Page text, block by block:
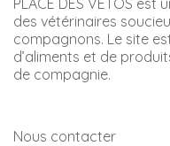
des vétérinaires
compagnons. Le site
d’aliments et de
de compagnie.
Nous contacter